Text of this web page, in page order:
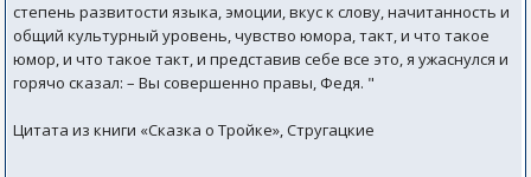
степень развитости языка, эмоции, вкус к слову, начитанность и
общий культурный уровень, чувство юмора, такт, и что такое
юмор, и что такое такт, и представив себе все это, я ужаснулся и
горячо сказал: – Вы совершенно правы, Федя. "
Цитата из книги «Сказка о Тройке», Стругацкие